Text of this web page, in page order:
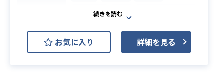
Android
iOS
GitLab
Jenkins
Redmine
Slack
お気に入り 詳細を見る